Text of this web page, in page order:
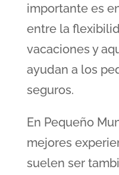
importante es
entre la
vacaciones y
ayudan a los
seguros.
En Pequeño
mejores
suelen ser